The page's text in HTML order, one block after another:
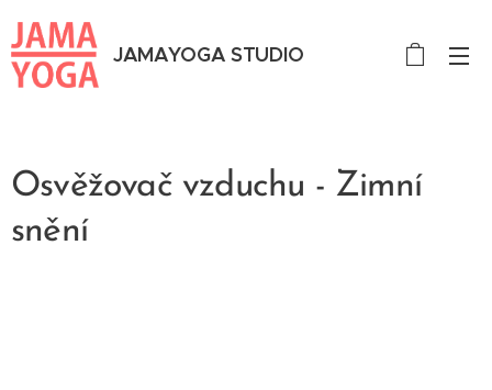
JAMAYOGA STUDIO
Osvěžovač vzduchu - Zimní
snění